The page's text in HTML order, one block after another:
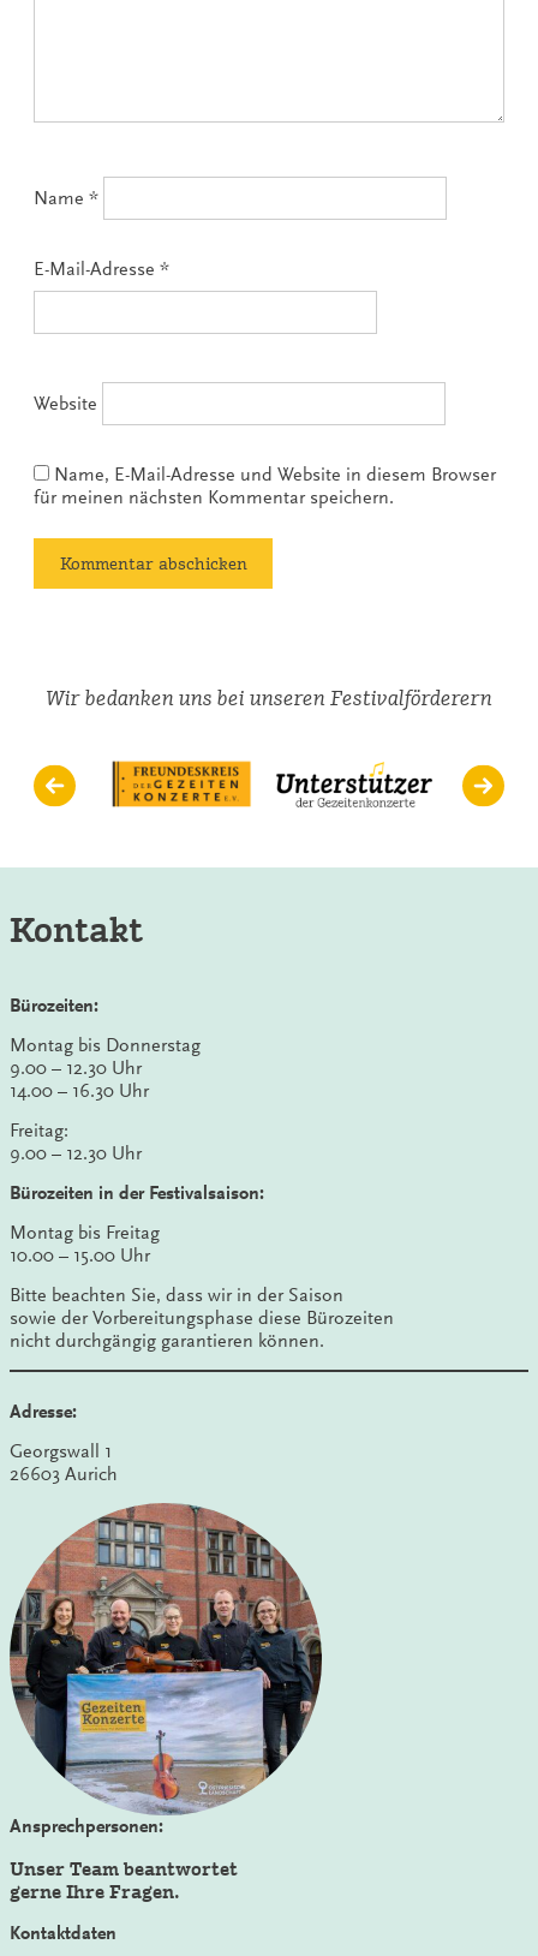
Name *
E-Mail-Adresse *
Website
Name, E-Mail-Adresse und Website in diesem Browser
für meinen nächsten Kommentar speichern.
Wir bedanken uns bei unseren Festivalförderern
Kontakt
Bürozeiten:
Montag bis Donnerstag
9.00 – 12.30 Uhr
14.00 – 16.30 Uhr
Freitag:
9.00 – 12.30 Uhr
Bürozeiten in der Festivalsaison:
Montag bis Freitag
10.00 – 15.00 Uhr
Bitte beachten Sie, dass wir in der Saison
sowie der Vorbereitungsphase diese Bürozeiten
nicht durchgängig garantieren können.
Adresse:
Georgswall 1
26603 Aurich
Ansprechpersonen:
Unser Team beantwortet
gerne Ihre Fragen.
Kontaktdaten